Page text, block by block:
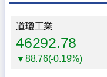
道瓊工業
46292.78
▼88.76(-0.19%)